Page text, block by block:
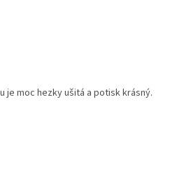
je moc hezky ušitá a potisk krásný.